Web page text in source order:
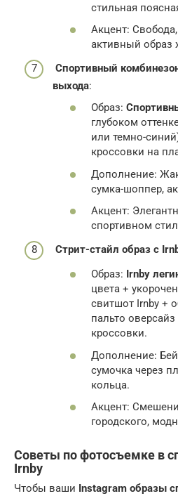
стильная
Акцент:
активный образ
Спортивный
выхода:
Образ:
глубоком
или темно-
кроссовки на
Дополнение:
сумка-шоппер,
Акцент:
спортивном
Стрит-стайл образ с
Образ: Irnby
цвета +
свитшот Irnby +
пальто
кроссовки.
Дополнение:
сумочка через
кольца.
Акцент:
городского,
Советы по фотосъемке в
Irnby
Чтобы ваши Instagram образы